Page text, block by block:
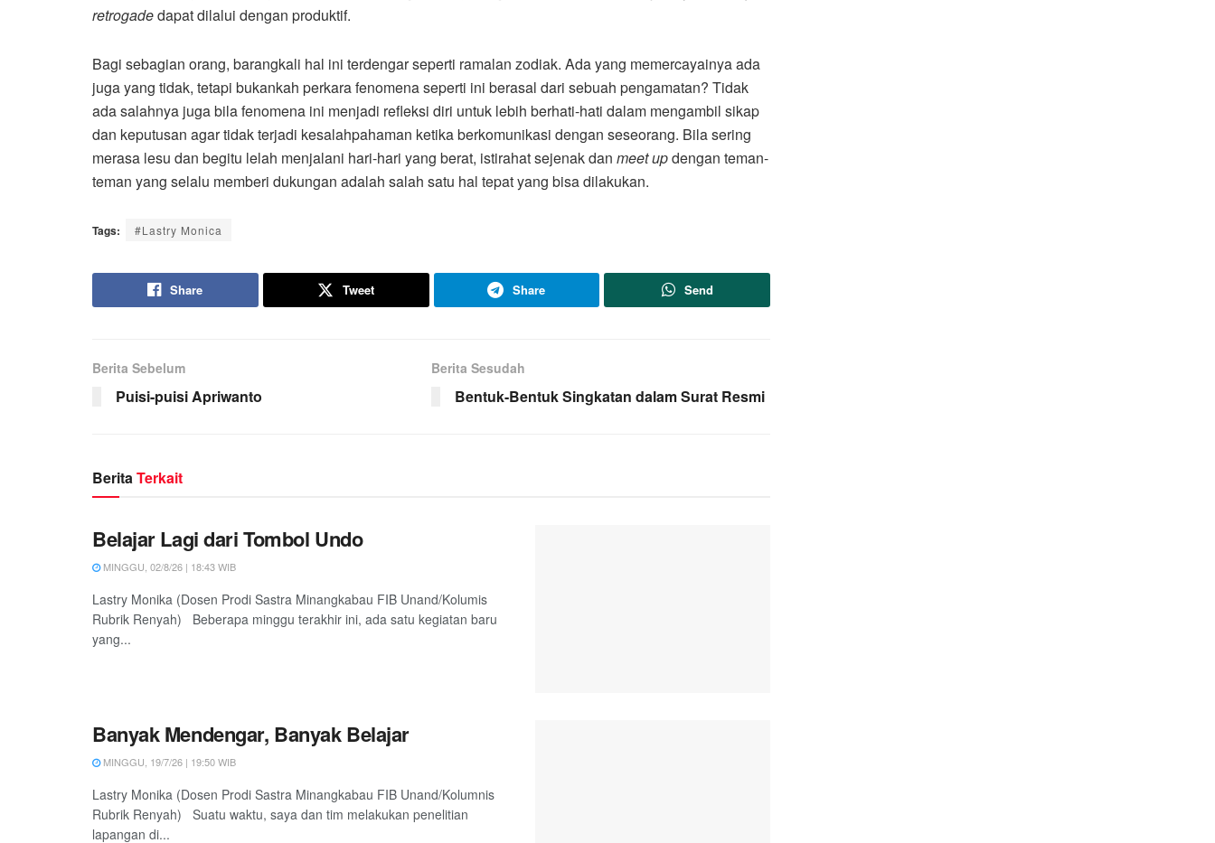
retrogadedapat dilalui dengan produktif.
Bagi sebagian orang, barangkali hal ini terdengar seperti ramalan zodiak. Ada yang memercayainya ada
juga yang tidak, tetapi bukankah perkara fenomena seperti ini berasal dari sebuah pengamatan? Tidak
ada salahnya juga bila fenomena ini menjadi refleksi diri untuk lebih berhati-hati dalam mengambil sikap
dan keputusan agar tidak terjadi kesalahpahaman ketika berkomunikasi dengan seseorang. Bila sering
merasa lesu dan begitu lelah menjalani hari-hari yang berat, istirahat sejenak dan meet updengan teman-
teman yang selalu memberi dukungan adalah salah satu hal tepat yang bisa dilakukan.
Tags: #Lastry Monica
Share Tweet Share Send
Berita Sebelum
Puisi-puisi Apriwanto
Berita Sesudah
Bentuk-Bentuk Singkatan dalam Surat Resmi
BeritaTerkait
Belajar Lagi dari Tombol Undo
MINGGU, 02/8/26 | 18:43 WIB
Lastry Monika (Dosen Prodi Sastra Minangkabau FIB Unand/Kolumis
Rubrik Renyah) Beberapa minggu terakhir ini, ada satu kegiatan baru
yang...
Banyak Mendengar, Banyak Belajar
MINGGU, 19/7/26 | 19:50 WIB
Lastry Monika (Dosen Prodi Sastra Minangkabau FIB Unand/Kolumnis
Rubrik Renyah) Suatu waktu, saya dan tim melakukan penelitian
lapangan di...